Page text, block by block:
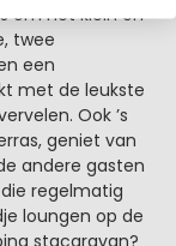
om het klein en
twee
een
met de leukste
Ook ’s
geniet van
andere gasten
regelmatig
loungen op de
stacaravan?